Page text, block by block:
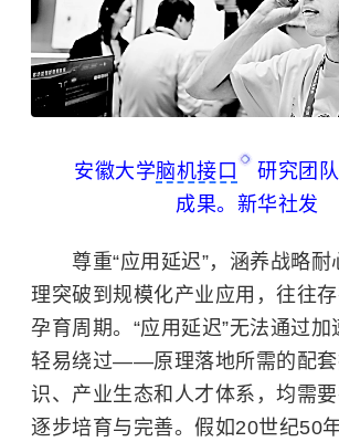
安徽大学脑机接口
研究团
成果。新华社发
尊重“应用延迟”，涵养战略耐
理突破到规模化产业应用，往往
孕育周期。“应用延迟”无法通过
轻易绕过——原理落地所需的配套
识、产业生态和人才体系，均需
逐步培育与完善。假如20世纪50